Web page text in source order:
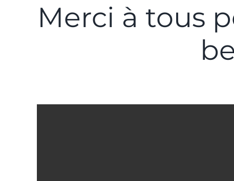
Merci à tous